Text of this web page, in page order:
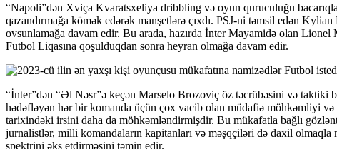
“Napoli”dən Xviça Kvaratsxeliya dribbling və oyun quruculuğu
qazandırmağa kömək edərək manşetlərə çıxdı. PSJ-ni təmsil edən
ovsunlamağa davam edir. Bu arada, hazırda İnter Mayamidə olan
Futbol Liqasına qoşulduqdan sonra heyran olmağa davam edir.
“İnter”dən “Əl Nəsr”ə keçən Marselo Brozoviç öz təcrübəsini və taktiki
hədəfləyən hər bir komanda üçün çox vacib olan müdafiə möhkəmliyi
tarixindəki irsini daha da möhkəmləndirmişdir. Bu mükafatla bağlı
jurnalistlər, milli komandaların kapitanları və məşqçiləri də daxil olmaqla
spektrini əks etdirməsini təmin edir.